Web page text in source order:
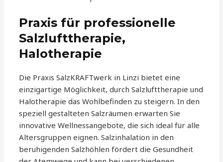
Praxis für professionelle
Salzlufttherapie,
Halotherapie
Die Praxis SalzKRAFTwerk in Linzi bietet eine
einzigartige Möglichkeit, durch Salzlufttherapie und
Halotherapie das Wohlbefinden zu steigern. In den
speziell gestalteten Salzräumen erwarten Sie
innovative Wellnessangebote, die sich ideal für alle
Altersgruppen eignen. Salzinhalation in den
beruhigenden Salzhöhlen fördert die Gesundheit